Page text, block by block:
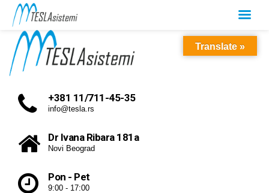
+381 11/711-45-35
info@tesla.rs
Dr Ivana Ribara 181a
Novi Beograd
Pon - Pet
9:00 - 17:00
Translate »